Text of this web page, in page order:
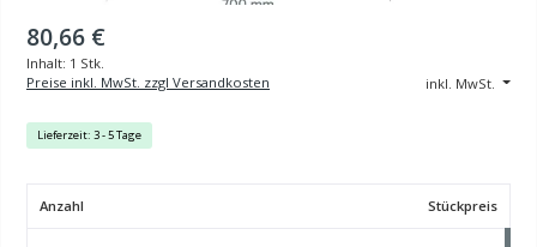
80,66 €
Inhalt: 1 Stk.
inkl. MwSt.
Preise inkl. MwSt. zzgl Versandkosten
Lieferzeit: 3 - 5 Tage
Anzahl Stückpreis